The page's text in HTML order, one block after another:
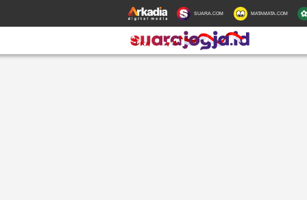
SUARA.COM MATAMATA.COM